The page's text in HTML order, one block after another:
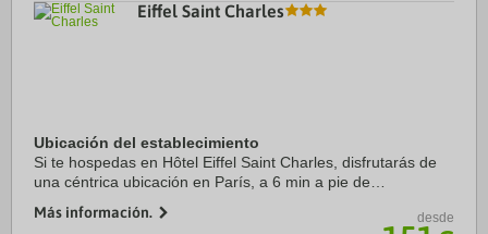
Eiffel Saint Charles
Ubicación del establecimiento
Si te hospedas en Hôtel Eiffel Saint Charles, disfrutarás de
una céntrica ubicación en París, a 6 min a pie de
este hotel se encuentra a 1,2 km de Torre ...
Más información. desde